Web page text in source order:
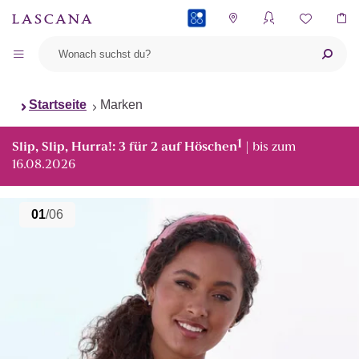
Startseite Marken
Slip, Slip, Hurra!: 3 für 2 auf Höschen1 | bis zum
16.08.2026
01/06